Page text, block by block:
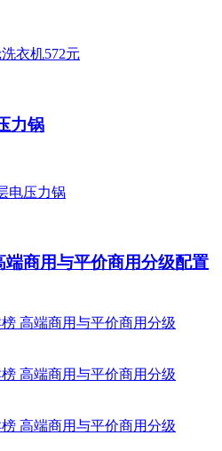
力锅
端商用与平价商用分级配置